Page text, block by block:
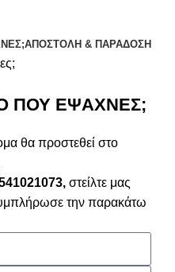
ΑΠΟΣΤΟΛΉ & ΠΑΡΆΔΟΣΗ
ΠΟΥ ΕΨΑΧΝΕΣ;
θα προστεθεί στο
στείλτε μας
την παρακάτω